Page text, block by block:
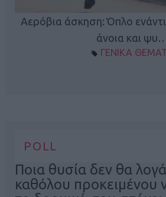
Αερόβια άσκηση: Όπλο
άνοια και
ΓΕΝΙΚΑ
POLL
Ποια θυσία δεν θα
καθόλου προκειμένου